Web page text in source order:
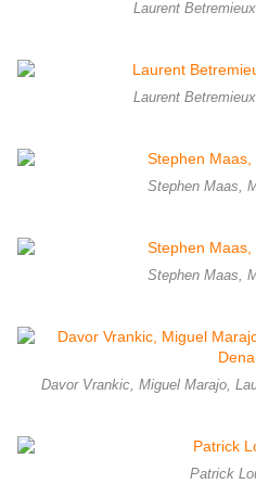
Laurent
Laurent
Stephen Maas,
Stephen Maas,
Davor Vrankic, Miguel Marajo,
Patrick